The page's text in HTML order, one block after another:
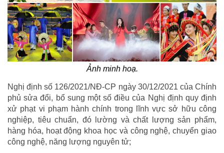
Ảnh minh hoạ.
Nghị định số 126/2021/NĐ-CP ngày 30/12/2021 của Chính
phủ sửa đổi, bổ sung một số điều của Nghị định quy định
xử phạt vi phạm hành chính trong lĩnh vực sở hữu công
nghiệp, tiêu chuẩn, đó lường và chất lượng sản phẩm,
hàng hóa, hoạt động khoa học và công nghệ, chuyển giao
công nghệ, năng lượng nguyên tử;